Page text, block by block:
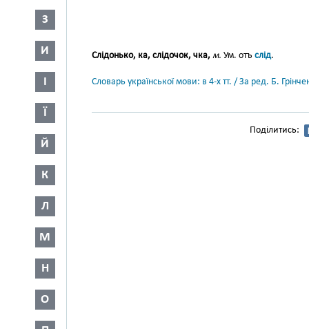
З
И
І
Ї
Й
К
Л
М
Н
О
Слідонько, ка, слідочок, чка, м. Ум. отъ слід.
Словарь української мови: в 4-х тт. / За ред. Б.
Поділитись: